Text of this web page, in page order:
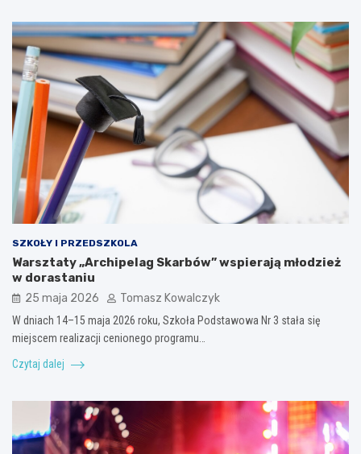
SZKOŁY I PRZEDSZKOLA
Warsztaty „Archipelag Skarbów” wspierają młodzież
w dorastaniu
25 maja 2026 Tomasz Kowalczyk
W dniach 14–15 maja 2026 roku, Szkoła Podstawowa Nr 3 stała się
miejscem realizacji cenionego programu…
Czytaj dalej